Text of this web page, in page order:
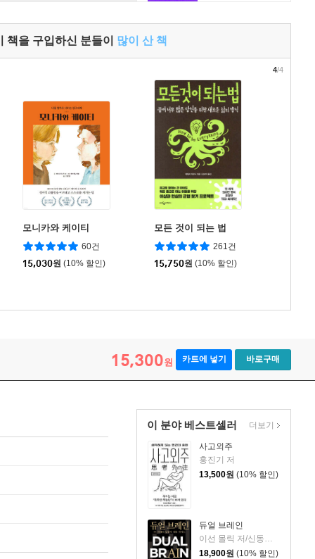
책을 구입하신 분들이 많이 산 책
모니카와 케이티
60건
15,030원 (10% 할인)
모든 것이 되는 법
261건
15,750원 (10% 할인)
4/4
15,300원 카트에 넣기 바로구매
이 분야 베스트셀러
사고외주
홍진기 저
13,500원 (10% 할인)
듀얼 브레인
18,900원 (10% 할인)
더보기